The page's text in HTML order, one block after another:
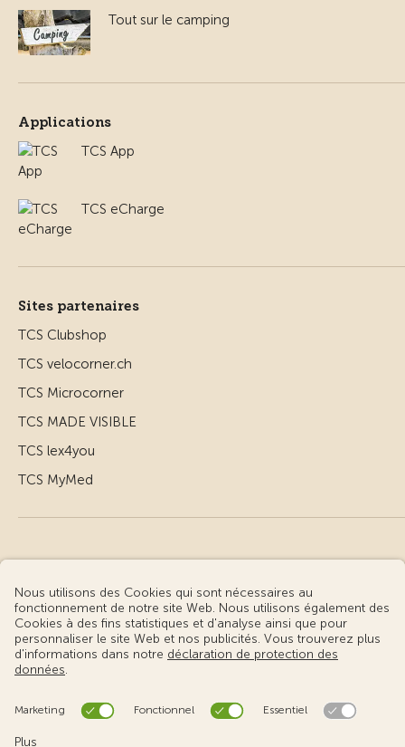
Tout sur le camping
Applications
TCS App
TCS eCharge
Sites partenaires
TCS Clubshop
TCS velocorner.ch
TCS Microcorner
TCS MADE VISIBLE
TCS lex4you
TCS MyMed
Conditions d’utilisation – informations juridiques